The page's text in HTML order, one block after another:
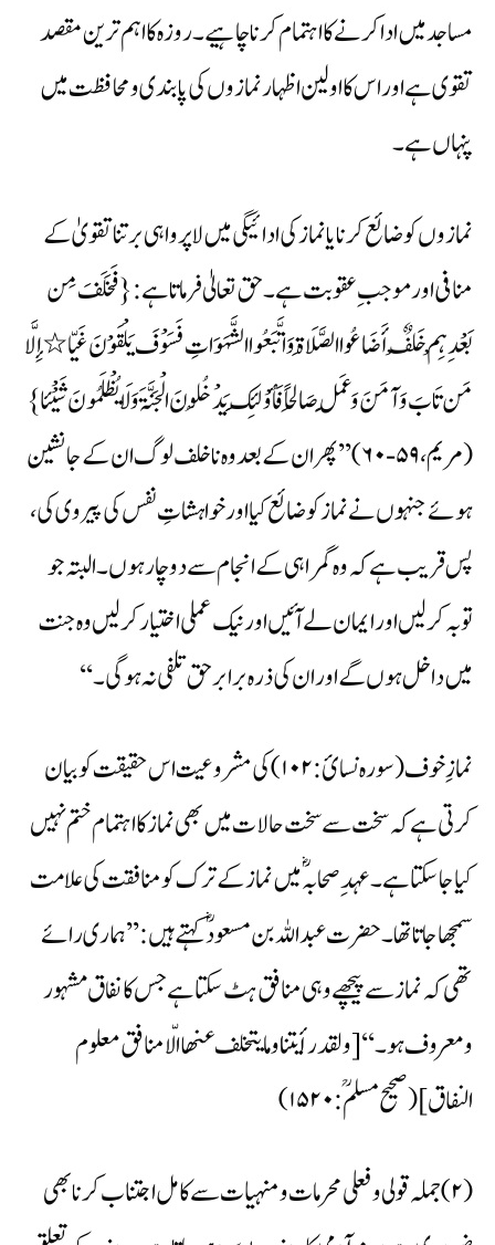
مساجد میں ادا کرنے کا اہتمام کرنا چاہیے۔ روزہ کا اہم ترین مقصد
تقوی ہے اور اس کا اولین اظہار نمازوں کی پابندی ومحافظت میں
پنہاں ہے۔
نمازوں کو ضائع کرنا یا نماز کی ادائیگی میں لاپرواہی برتنا تقویٰ کے
منافی اور موجب ِ عقوبت ہے۔ حق تعالیٰ فرماتا ہے:{فَخَلَفَ مِن
بَعْدِہِمْ خَلْفٌ أَضَاعُوا الصَّلَاۃَ وَاتَّبَعُوا الشَّہَوَاتِ فَسَوْفَ یَلْقَوْنَ غَیّا٭إِلَّا
مَن تَابَ وَآمَنَ وَعَمِلَ صَالِحاً فَأُوْلَئِکَ یَدْخُلُونَ الْجَنَّۃَ وَلَا یُظْلَمُونَ شَیْْئا}
(مریم، ۵۹-۶۰) ’’پھر ان کے بعد وہ ناخلف لوگ ان کے جانشین
ہوئے جنہوں نے نماز کو ضائع کیا اور خواہشاتِ نفس کی پیروی کی،
پس قریب ہے کہ وہ گمراہی کے انجام سے دوچار ہوں۔ البتہ جو
توبہ کر لیں اور ایمان لے آئیں اور نیک عملی اختیار کرلیں وہ جنت
میں داخل ہوں گے اور ان کی ذرہ برابر حق تلفی نہ ہوگی۔ ‘‘
نمازِ خوف (سورہ نسائ: ۱۰۲) کی مشروعیت اس حقیقت کو بیان
کرتی ہے کہ سخت سے سخت حالات میں بھی نماز کا اہتمام ختم نہیں
کیا جاسکتا ہے۔ عہد ِ صحابہؓ میں نماز کے ترک کو منافقت کی علامت
سمجھا جاتا تھا۔ حضرت عبد اللہ بن مسعودؓ کہتے ہیں: ’’ہماری رائے
تھی کہ نماز سے پیچھے وہی منافق ہٹ سکتا ہے جس کا نفاق مشہور
ومعروف ہو۔ ‘‘ [ولقد رأیتنا وما یتخلف عنھا الّا منافق معلوم
النفاق] (صحیح مسلمؒ:۱۵۲۰)
(۲) جملہ قولی وفعلی محرمات ومنہیات سے کامل اجتناب کرنا بھی